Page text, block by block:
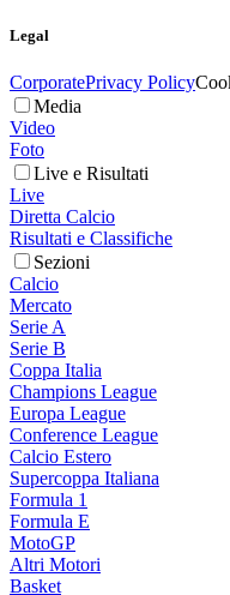
Legal
CorporatePrivacy Policy
Media
Video
Foto
Live e Risultati
Live
Diretta Calcio
Risultati e Classifiche
Sezioni
Calcio
Mercato
Serie A
Serie B
Coppa Italia
Champions League
Europa League
Conference League
Calcio Estero
Supercoppa Italiana
Formula 1
Formula E
MotoGP
Altri Motori
Basket